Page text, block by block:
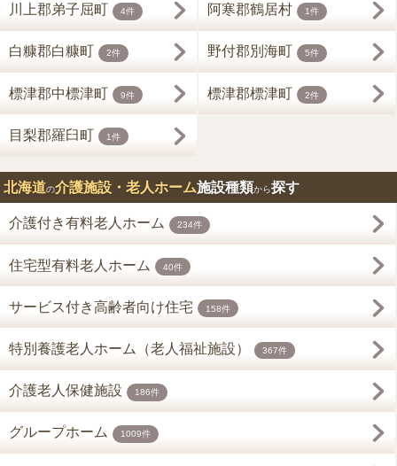
川上郡弟子屈町 4件 阿寒郡鶴居村 1件
白糠郡白糠町 2件 野付郡別海町 5件
標津郡中標津町 9件 標津郡標津町 2件
目梨郡羅臼町 1件
北海道の介護施設・老人ホーム施設種類から探す
介護付き有料老人ホーム 234件
住宅型有料老人ホーム 40件
サービス付き高齢者向け住宅 158件
特別養護老人ホーム（老人福祉施設） 367件
介護老人保健施設 186件
グループホーム 1009件